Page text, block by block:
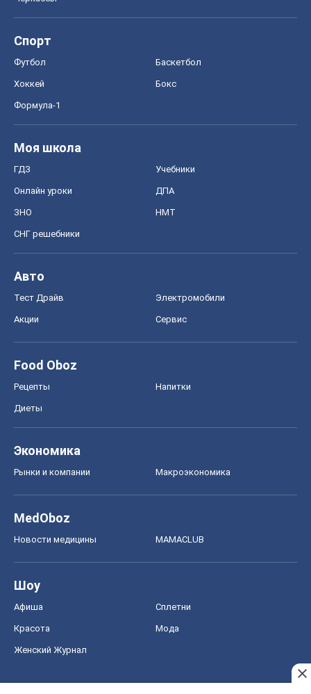
Спорт
Футбол Баскетбол
Хоккей Бокс
Формула-1
Моя школа
ГДЗ Учебники
Онлайн уроки ДПА
ЗНО НМТ
СНГ решебники
Авто
Тест Драйв Электромобили
Акции Сервис
Food Oboz
Рецепты Напитки
Диеты
Экономика
Рынки и компании Mакроэкономика
MedOboz
Новости медицины MAMACLUB
Шоу
Афиша Сплетни
Красота Мода
Женский Журнал